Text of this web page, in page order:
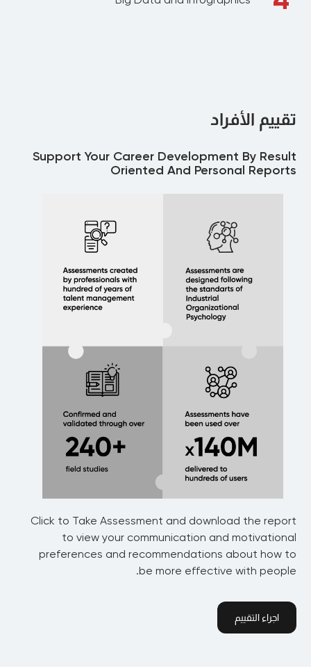
تقييم الأفراد
Support Your Career Development By Result
Oriented And Personal Reports
Click to Take Assessment and download the report
to view your communication and motivational
preferences and recommendations about how to
be more effective with people.
اجراء التقييم